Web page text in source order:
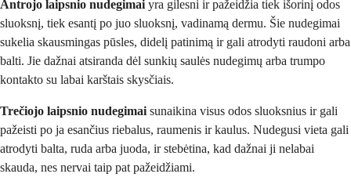
Antrojo laipsnio nudegimai yra gilesni ir pažeidžia tiek išorinį odos
sluoksnį, tiek esantį po juo sluoksnį, vadinamą dermu. Šie nudegimai
sukelia skausmingas pūsles, didelį patinimą ir gali atrodyti raudoni arba
balti. Jie dažnai atsiranda dėl sunkių saulės nudegimų arba trumpo
kontakto su labai karštais skysčiais.
Trečiojo laipsnio nudegimai sunaikina visus odos sluoksnius ir gali
pažeisti po ja esančius riebalus, raumenis ir kaulus. Nudegusi vieta gali
atrodyti balta, ruda arba juoda, ir stebėtina, kad dažnai ji nelabai
skauda, nes nervai taip pat pažeidžiami.